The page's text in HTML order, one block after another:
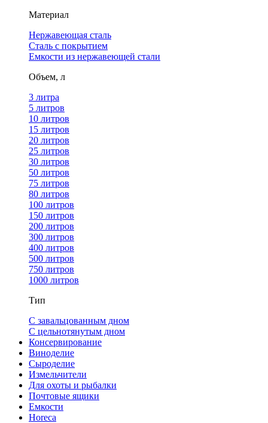
Материал
Нержавеющая сталь
Сталь с покрытием
Емкости из нержавеющей стали
Объем, л
3 литра
5 литров
10 литров
15 литров
20 литров
25 литров
30 литров
50 литров
75 литров
80 литров
100 литров
150 литров
200 литров
300 литров
400 литров
500 литров
750 литров
1000 литров
Тип
С завальцованным дном
С цельнотянутым дном
Консервирование
Виноделие
Сыроделие
Измельчители
Для охоты и рыбалки
Почтовые ящики
Емкости
Horeca